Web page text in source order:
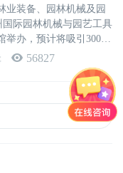
业装备、园林机械及园
际园林机械与园艺工具
举办，预计将吸引300家
林机械、园艺工具领域
，共同展示各种美观实
56827